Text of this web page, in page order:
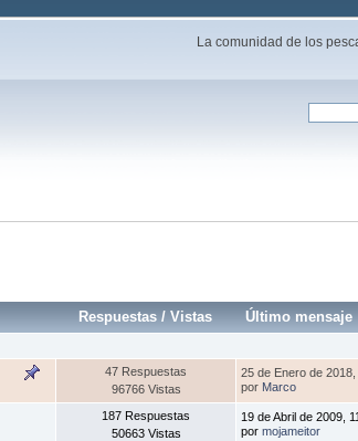
La comunidad de los
Respuestas /Vistas Último mensaje
47 Respuestas
96766 Vistas
25 de Enero de
por Marco
187 Respuestas
50663 Vistas
19 de Abril de 2009,
pormojameitor